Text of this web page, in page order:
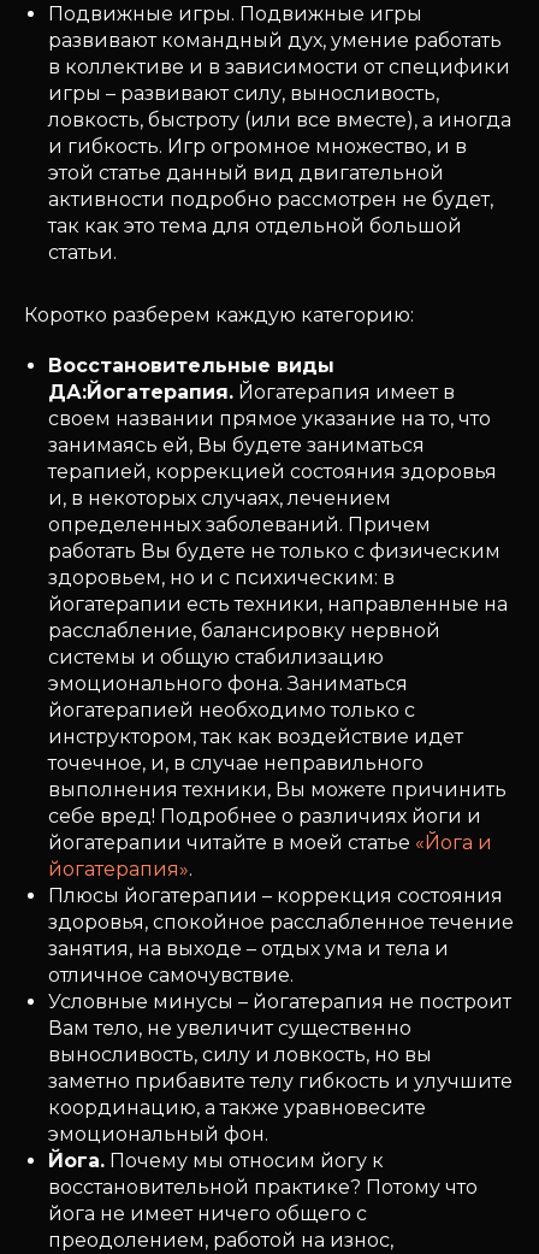
Подвижные игры. Подвижные игры
развивают командный дух, умение работать
в коллективе и в зависимости от специфики
игры – развивают силу, выносливость,
ловкость, быстроту (или все вместе), а иногда
и гибкость. Игр огромное множество, и в
этой статье данный вид двигательной
активности подробно рассмотрен не будет,
так как это тема для отдельной большой
статьи.
Коротко разберем каждую категорию:
Восстановительные виды
ДА:Йогатерапия. Йогатерапия имеет в
своем названии прямое указание на то, что
занимаясь ей, Вы будете заниматься
терапией, коррекцией состояния здоровья
и, в некоторых случаях, лечением
определенных заболеваний. Причем
работать Вы будете не только с физическим
здоровьем, но и с психическим: в
йогатерапии есть техники, направленные на
расслабление, балансировку нервной
системы и общую стабилизацию
эмоционального фона. Заниматься
йогатерапией необходимо только с
инструктором, так как воздействие идет
точечное, и, в случае неправильного
выполнения техники, Вы можете причинить
себе вред! Подробнее о различиях йоги и
йогатерапии читайте в моей статье «Йога и
йогатерапия».
Плюсы йогатерапии – коррекция состояния
здоровья, спокойное расслабленное течение
занятия, на выходе – отдых ума и тела и
отличное самочувствие.
Условные минусы – йогатерапия не построит
Вам тело, не увеличит существенно
выносливость, силу и ловкость, но вы
заметно прибавите телу гибкость и улучшите
координацию, а также уравновесите
эмоциональный фон.
Йога. Почему мы относим йогу к
восстановительной практике? Потому что
йога не имеет ничего общего с
преодолением, работой на износ,